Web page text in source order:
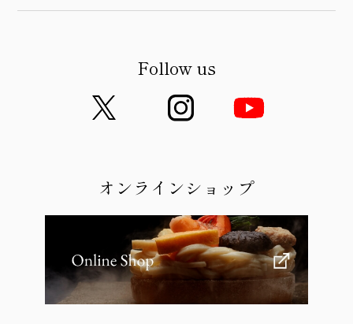
Follow us
オンラインショップ